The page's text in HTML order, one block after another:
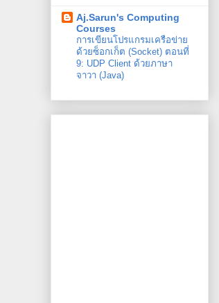
Aj.Sarun's Computing
Courses
การเขียนโปรแกรมเครือข่าย
ด้วยซ็อกเก็ต (Socket) ตอนที่
9: UDP Client ด้วยภาษา
จาวา (Java)